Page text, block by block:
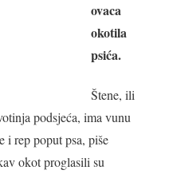
ovaca
okotila
psića.
Štene, ili
podsjeća, ima vunu
i rep poput psa, piše
okot proglasili su